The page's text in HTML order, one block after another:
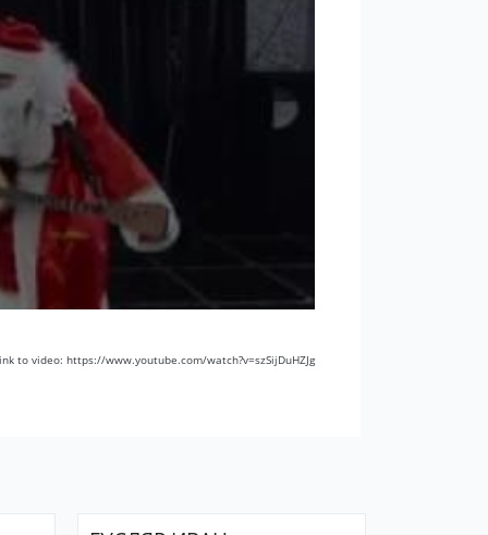
to video: https://www.youtube.com/watch?v=szSijDuHZJg